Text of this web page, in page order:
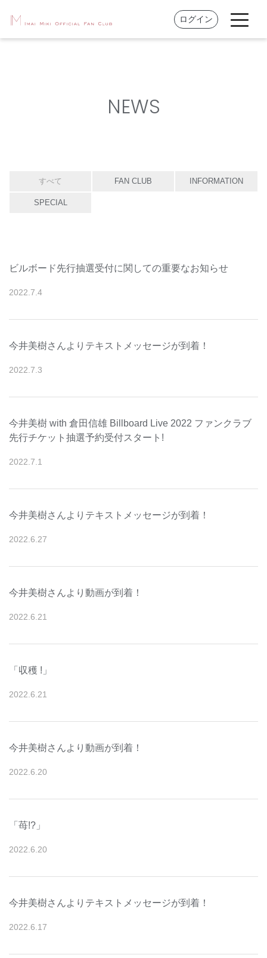
ログイン
NEWS
すべて FAN CLUB INFORMATION
SPECIAL
ビルボード先行抽選受付に関しての重要なお知らせ
2022 7 4
今井美樹さんよりテキストメッセージが到着！
2022 7 3
今井美樹 with 倉田信雄 Billboard Live 2022 ファンクラブ
先行チケット抽選予約受付スタート!
2022 7 1
今井美樹さんよりテキストメッセージが到着！
2022 6 27
今井美樹さんより動画が到着！
2022 6 21
「収穫 !」
2022 6 21
今井美樹さんより動画が到着！
2022 6 20
「苺!?」
2022 6 20
今井美樹さんよりテキストメッセージが到着！
2022 6 17